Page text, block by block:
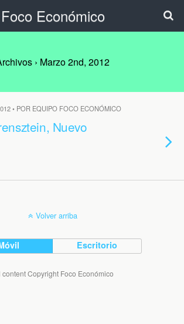
Foco Económico
› Marzo 2nd, 2012
• POR EQUIPO FOCO ECONÓMICO
Nuevo
Volver arriba
Escritorio
content Copyright Foco Económico